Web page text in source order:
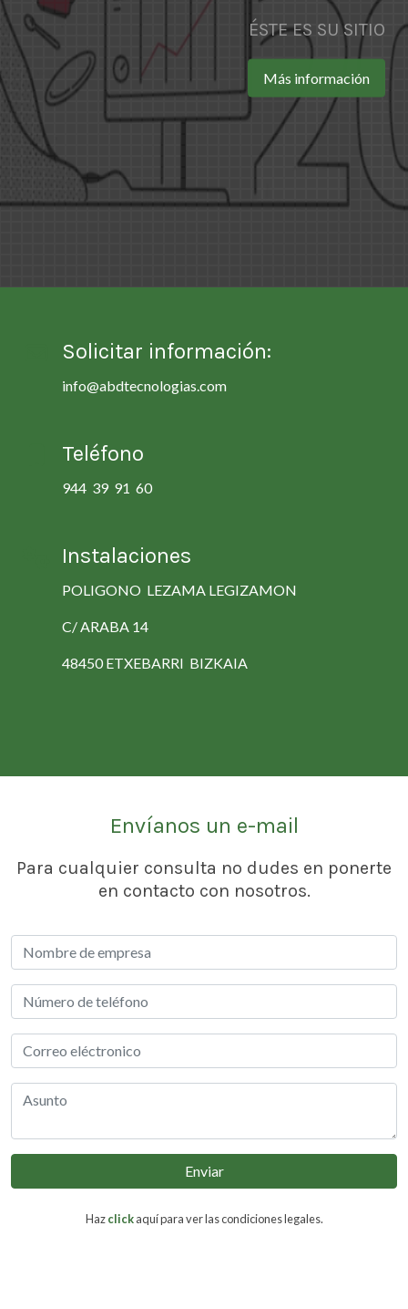
ÉSTE ES SU SITIO
Más información
Solicitar información:
info@abdtecnologias.com
Teléfono
944 39 91 60
Instalaciones
POLIGONO LEZAMA LEGIZAMON
C/ ARABA 14
48450 ETXEBARRI BIZKAIA
Envíanos un e-mail
Para cualquier consulta no dudes en ponerte
en contacto con nosotros.
Enviar
Hazclickaquí para ver las condiciones legales.